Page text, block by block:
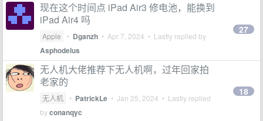
现在这个时间点 iPad Air3 修电池，能换到
iPad Air4 吗
Apple • Dganzh • Apr 7, 2024 • Lastly replied by
Asphodelus
27
无人机大佬推荐下无人机啊，过年回家拍
老家的
无人机 • PatrickLe • Jan 25, 2024 • Lastly replied
byconanqyc
18